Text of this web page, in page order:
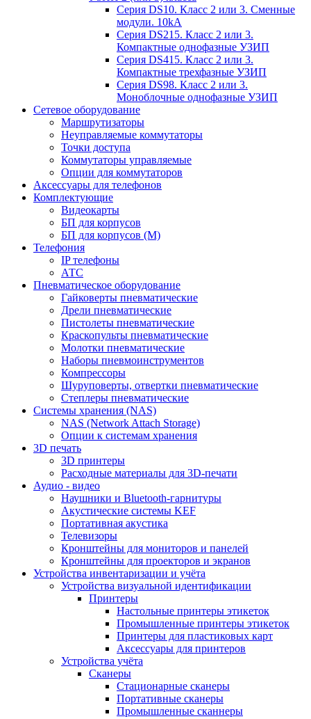
Серия DS10. Класс 2 или 3. Сменные
модули. 10kA
Серия DS215. Класс 2 или 3.
Компактные однофазные УЗИП
Серия DS415. Класс 2 или 3.
Компактные трехфазные УЗИП
Серия DS98. Класс 2 или 3.
Моноблочные однофазные УЗИП
Сетевое оборудование
Маршрутизаторы
Неуправляемые коммутаторы
Точки доступа
Коммутаторы управляемые
Опции для коммутаторов
Аксессуары для телефонов
Комплектующие
Видеокарты
БП для корпусов
БП для корпусов (М)
Телефония
IP телефоны
АТС
Пневматическое оборудование
Гайковерты пневматические
Дрели пневматические
Пистолеты пневматические
Краскопульты пневматические
Молотки пневматические
Наборы пневмоинструментов
Компрессоры
Шуруповерты, отвертки пневматические
Степлеры пневматические
Cистемы хранения (NAS)
NAS (Network Attach Storage)
Опции к системам хранения
3D печать
3D принтеры
Расходные материалы для 3D-печати
Аудио - видео
Наушники и Bluetooth-гарнитуры
Акустические системы KEF
Портативная акустика
Телевизоры
Кронштейны для мониторов и панелей
Кронштейны для проекторов и экранов
Устройства инвентаризации и учёта
Устройства визуальной идентификации
Принтеры
Настольные принтеры этикеток
Промышленные принтеры этикеток
Принтеры для пластиковых карт
Аксессуары для принтеров
Устройства учёта
Сканеры
Стационарные сканеры
Портативные сканеры
Промышленные сканнеры